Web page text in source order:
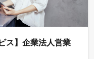
ス】企業法人営業